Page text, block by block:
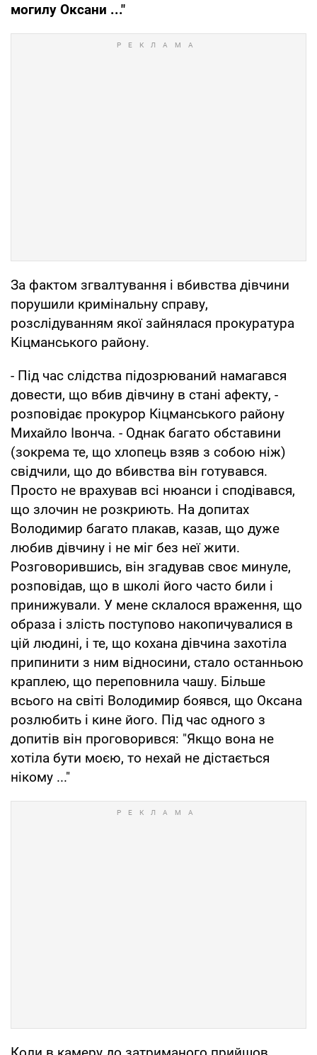
могилу Оксани ..."
За фактом згвалтування і вбивства дівчини
порушили кримінальну справу,
розслідуванням якої зайнялася прокуратура
Кіцманського району.
- Під час слідства підозрюваний намагався
довести, що вбив дівчину в стані афекту, -
розповідає прокурор Кіцманського району
Михайло Івонча. - Однак багато обставини
(зокрема те, що хлопець взяв з собою ніж)
свідчили, що до вбивства він готувався.
Просто не врахував всі нюанси і сподівався,
що злочин не розкриють. На допитах
Володимир багато плакав, казав, що дуже
любив дівчину і не міг без неї жити.
Розговорившись, він згадував своє минуле,
розповідав, що в школі його часто били і
принижували. У мене склалося враження, що
образа і злість поступово накопичувалися в
цій людині, і те, що кохана дівчина захотіла
припинити з ним відносини, стало останньою
краплею, що переповнила чашу. Більше
всього на світі Володимир боявся, що Оксана
розлюбить і кине його. Під час одного з
допитів він проговорився: "Якщо вона не
хотіла бути моєю, то нехай не дістається
нікому ..."